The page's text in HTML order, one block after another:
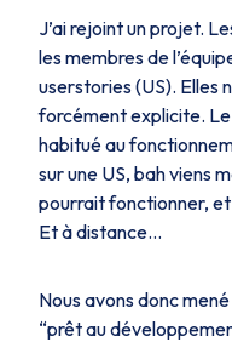
J’ai rejoint un projet.
les membres de
userstories (US). Elles
forcément explicite.
habitué au
sur une US, bah viens
pourrait fonctionner,
Et à distance...
Nous avons donc
“prêt au